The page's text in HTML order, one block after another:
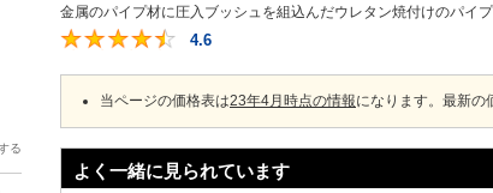
る
金属のパイプ材に圧入ブッシュを組込んだウレタン焼付けのパイ
4.6
当ページの価格表は23年4月時点の情報になります。最新の
よく一緒に見られています